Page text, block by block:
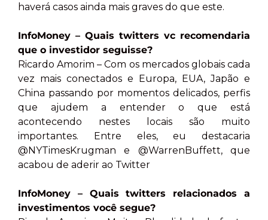
haverá casos ainda mais graves do que este.
InfoMoney – Quais twitters vc recomendaria
que o investidor seguisse?
Ricardo Amorim – Com os mercados globais cada
vez mais conectados e Europa, EUA, Japão e
China passando por momentos delicados, perfis
que ajudem a entender o que está
acontecendo nestes locais são muito
importantes. Entre eles, eu destacaria
@NYTimesKrugman e @WarrenBuffett, que
acabou de aderir ao Twitter
InfoMoney – Quais twitters relacionados a
investimentos você segue?